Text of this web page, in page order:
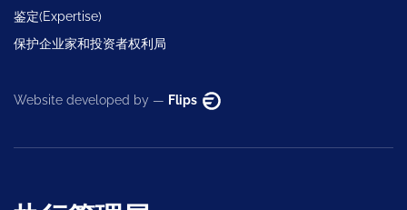
鉴定(Expertise)
保护企业家和投资者权利局
Website developed by — Flips